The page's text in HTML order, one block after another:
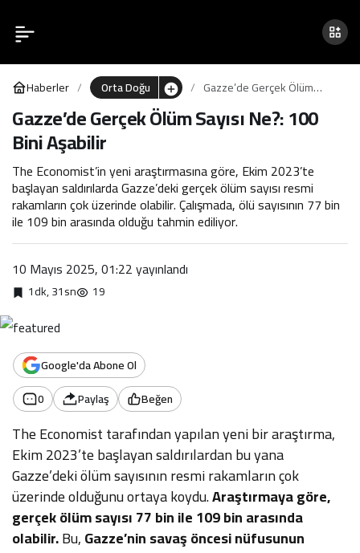
Haberler Orta Doğu
Gazze’de Gerçek Ölüm
Sayısı Ne?: 100 Bini Aşabilir
Gazze’de Gerçek Ölüm Sayısı Ne?: 100
Bini Aşabilir
The Economist’in yeni araştırmasına göre, Ekim 2023’te
başlayan saldırılarda Gazze’deki gerçek ölüm sayısı resmi
rakamların çok üzerinde olabilir. Çalışmada, ölü sayısının 77 bin
ile 109 bin arasında olduğu tahmin ediliyor.
10 Mayıs 2025, 01:22yayınlandı
1dk, 31sn 19
Google'da Abone Ol
0
Paylaş Beğen
The Economist tarafından yapılan yeni bir araştırma,
Ekim 2023’te başlayan saldırılardan bu yana
Gazze’deki ölüm sayısının resmi rakamların çok
üzerinde olduğunu ortaya koydu.Araştırmaya göre,
gerçek ölüm sayısı 77 bin ile 109 bin arasında
olabilir.Bu,Gazze’nin savaş öncesi nüfusunun
Gazze’de Gerçek Ölüm
Sayısı Ne?: 100 Bini Aşabilir
Paylaş